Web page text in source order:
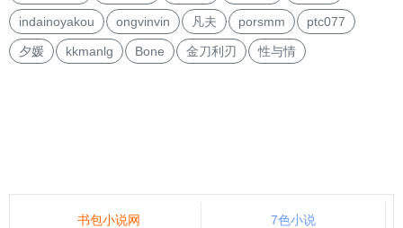
indainoyakou ongvinvin 凡夫 porsmm ptc077
夕媛 kkmanlg Bone 金刀利刃 性与情
书包小说网 7色小说